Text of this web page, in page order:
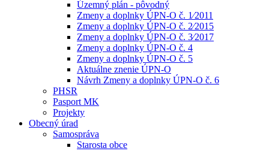
Územný plán - pôvodný
Zmeny a doplnky ÚPN-O č. 1⁄2011
Zmeny a doplnky ÚPN-O č. 2⁄2015
Zmeny a doplnky ÚPN-O č. 3⁄2017
Zmeny a doplnky ÚPN-O č. 4
Zmeny a doplnky ÚPN-O č. 5
Aktuálne znenie ÚPN-O
Návrh Zmeny a doplnky ÚPN-O č. 6
PHSR
Pasport MK
Projekty
Obecný úrad
Samospráva
Starosta obce